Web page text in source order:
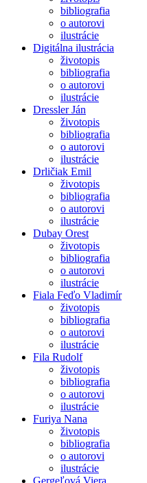
bibliografia
o autorovi
ilustrácie
Digitálna ilustrácia
životopis
bibliografia
o autorovi
ilustrácie
Dressler Ján
životopis
bibliografia
o autorovi
ilustrácie
Drličiak Emil
životopis
bibliografia
o autorovi
ilustrácie
Dubay Orest
životopis
bibliografia
o autorovi
ilustrácie
Fiala Feďo Vladimír
životopis
bibliografia
o autorovi
ilustrácie
Fila Rudolf
životopis
bibliografia
o autorovi
ilustrácie
Furiya Nana
životopis
bibliografia
o autorovi
ilustrácie
Gergeľová Viera